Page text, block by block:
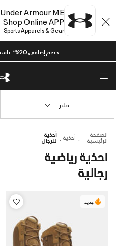
Under Armour ME -
Shop Online APP
Sports Apparels & Gear
خصم إضافي 20%*. باستخدام الكود EXTRA20
الصفحة
الرئيسية أحذية أحذية
للرجال
احذية رياضية
رجالية
فلتر
جديد